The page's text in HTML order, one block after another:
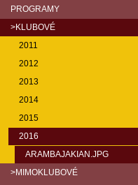
PROGRAMY
>KLUBOVÉ
2011
2012
2013
2014
2015
2016
ARAMBAJAKIAN.JPG
>MIMOKLUBOVÉ